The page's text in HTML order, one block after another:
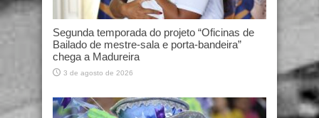
Segunda temporada do projeto “Oficinas de
Bailado de mestre-sala e porta-bandeira”
chega a Madureira
3 de agosto de 2026